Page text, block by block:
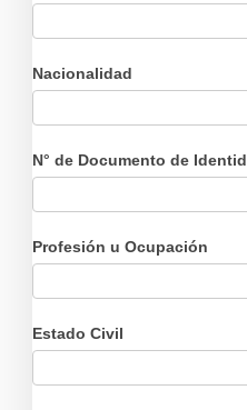
Nacionalidad
N° de Documento de
Profesión u Ocupación
Estado Civil